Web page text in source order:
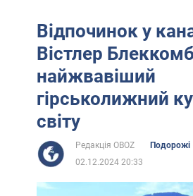
Відпочинок у
Вістлер
найжвавіший
гірськолижний
світу
Редакція OBOZ
Подорожі
02.12.2024 20:33